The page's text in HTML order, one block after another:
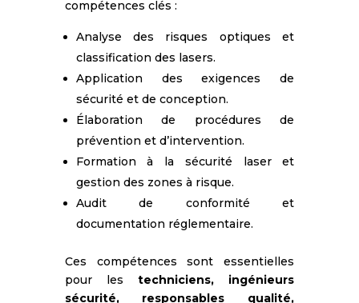
compétences clés :
Analyse des risques optiques et
classification des lasers.
Application des exigences de
sécurité et de conception.
Élaboration de procédures de
prévention et d’intervention.
Formation à la sécurité laser et
gestion des zones à risque.
Audit de conformité et
documentation réglementaire.
Ces compétences sont essentielles
pour lestechniciens, ingénieurs
sécurité, responsables qualité,